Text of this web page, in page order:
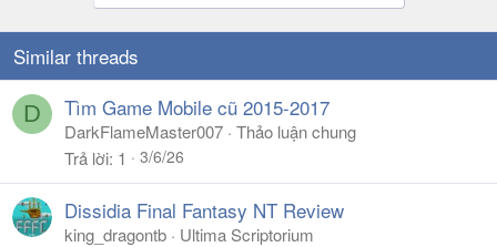
:
Similar threads
D Tìm Game Mobile cũ 2015-2017
DarkFlameMaster007 Thảo luận chung
Trả lời 1 3/6/26
Dissidia Final Fantasy NT Review
king_dragontb
Ultima Scriptorium